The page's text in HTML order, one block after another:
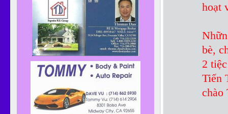
hoạt
bè,
2
Tiến
chào